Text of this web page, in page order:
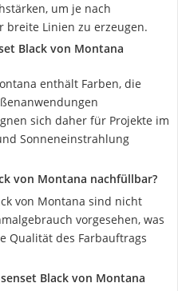
um je nach
breite Linien zu erzeugen.
Black von Montana
enthält Farben, die
sich daher für Projekte im
Sonneneinstrahlung
von Montana nachfüllbar?
von Montana sind nicht
vorgesehen, was
Qualität des Farbauftrags
Black von Montana